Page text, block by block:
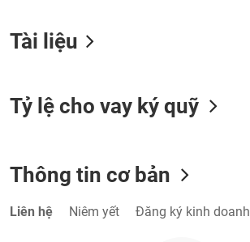
Tài liệu
Tỷ lệ cho vay ký quỹ
Thông tin cơ bản
Liên hệ Niêm yết Đăng ký kinh doanh
THÔNG
TIỆN
BẤT